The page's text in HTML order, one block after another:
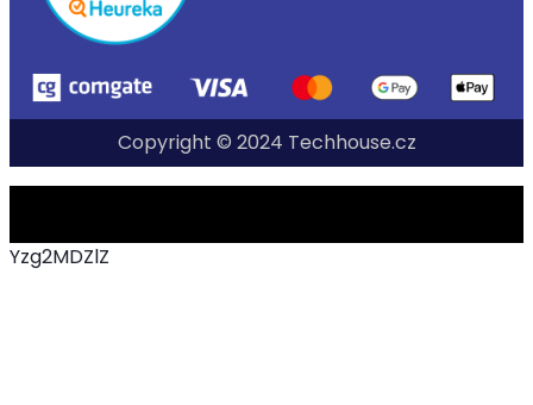
Copyright © 2024 Techhouse.cz
Yzg2MDZlZ